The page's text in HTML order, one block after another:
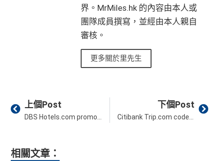
界。MrMiles.hk 的內容由本人或
團隊成員撰寫，並經由本人親自
審核。
更多關於里先生
Prev
上個Post 下個Post
相關文章：